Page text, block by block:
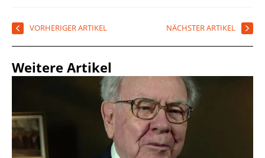
VORHERIGER ARTIKEL NÄCHSTER ARTIKEL
Weitere Artikel